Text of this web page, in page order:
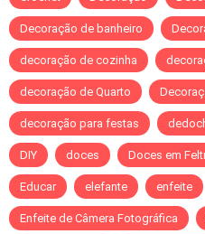
Decoração de banheiro
decoração de cozinha
decoração de Quarto
decoração para festas
DIY doces Doces em
Educar elefante enfeite
Enfeite de Câmera Fotográfica